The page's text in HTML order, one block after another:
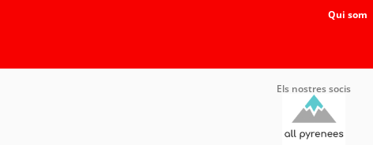
Qui som
Els nostres socis